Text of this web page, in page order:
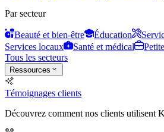
Par secteur
Beauté et bien-être Éducation
Services locaux
Santé et médical
Tous les secteurs
Ressources
Témoignages clients
Découvrez comment nos clients utilisent